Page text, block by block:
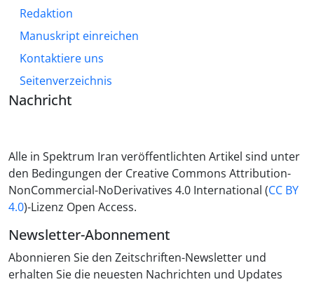
Redaktion
Manuskript einreichen
Kontaktiere uns
Seitenverzeichnis
Nachricht
Alle in Spektrum Iran veröffentlichten Artikel sind unter
den Bedingungen der Creative Commons Attribution-
NonCommercial-NoDerivatives 4.0 International (CC BY
4.0)-Lizenz Open Access.
Newsletter-Abonnement
Abonnieren Sie den Zeitschriften-Newsletter und
erhalten Sie die neuesten Nachrichten und Updates